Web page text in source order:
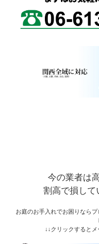
今の業者は
割高で損して
お庭のお手入れでお困りなら
↓↓クリックすると